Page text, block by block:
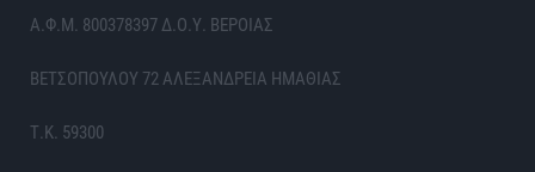
Α.Φ.Μ. 800378397 Δ.Ο.Υ. ΒΕΡΟΙΑΣ
ΒΕΤΣΟΠΟΥΛΟΥ 72 ΑΛΕΞΑΝΔΡΕΙΑ ΗΜΑΘΙΑΣ
Τ.Κ. 59300